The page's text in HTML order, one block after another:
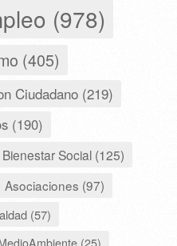
(978)
(405)
Ciudadano (219)
(190)
Bienestar Social (125)
Asociaciones (97)
(57)
(25)